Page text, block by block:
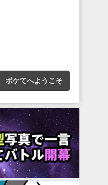
ボケてへようこそ